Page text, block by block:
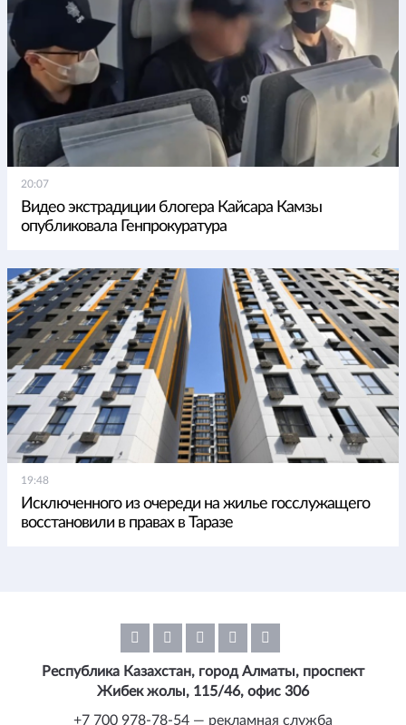
20:07
Видео экстрадиции блогера Кайсара Камзы
опубликовала Генпрокуратура
19:48
Исключенного из очереди на жилье госслужащего
восстановили в правах в Таразе
Республика Казахстан, город Алматы, проспект
Жибек жолы, 115/46, офис 306
+7 700 978-78-54 — рекламная служба